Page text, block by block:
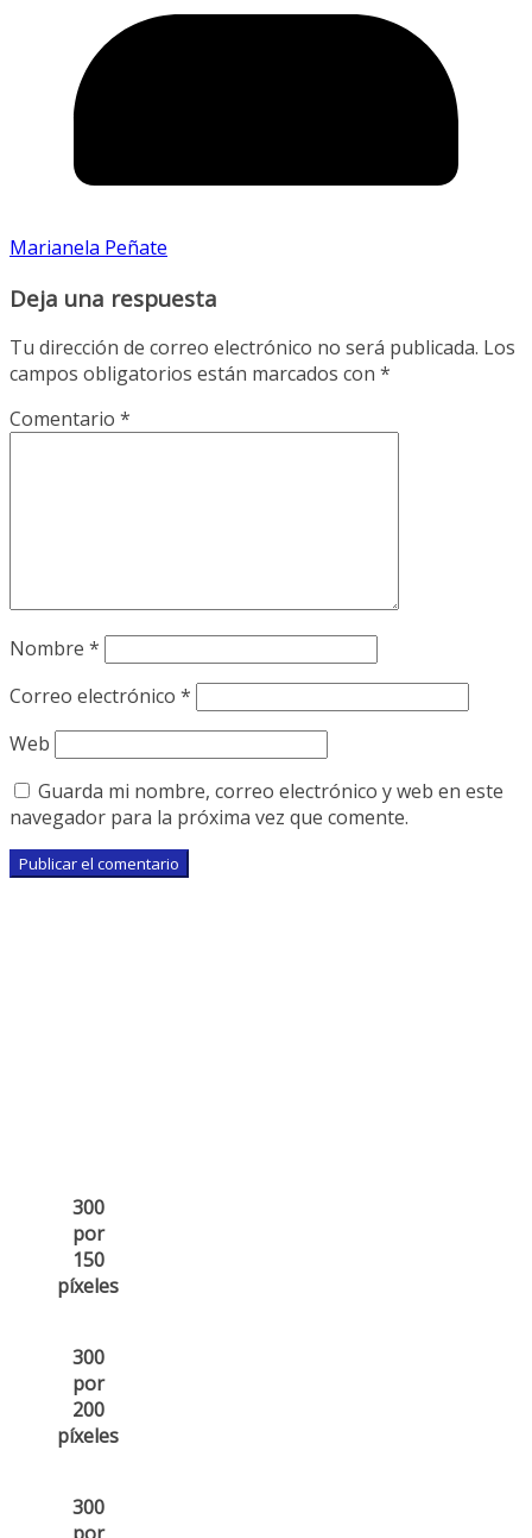
Marianela Peñate
Deja una respuesta
Tu dirección de correo electrónico no será publicada. Los
campos obligatorios están marcados con *
Comentario *
Nombre *
Correo electrónico *
Web
Guarda mi nombre, correo electrónico y web en este
navegador para la próxima vez que comente.
300
por
150
píxeles
300
por
200
píxeles
300